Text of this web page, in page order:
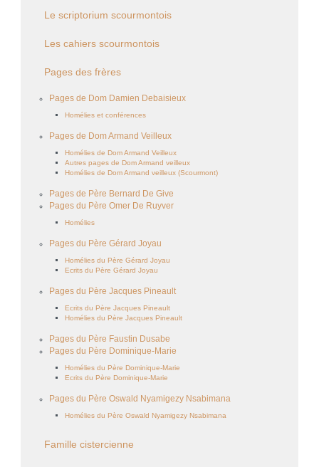
Le scriptorium scourmontois
Les cahiers scourmontois
Pages des frères
Pages de Dom Damien Debaisieux
Homélies et conférences
Pages de Dom Armand Veilleux
Homélies de Dom Armand Veilleux
Autres pages de Dom Armand veilleux
Homélies de Dom Armand veilleux (Scourmont)
Pages de Père Bernard De Give
Pages du Père Omer De Ruyver
Homélies
Pages du Père Gérard Joyau
Homélies du Père Gérard Joyau
Ecrits du Père Gérard Joyau
Pages du Père Jacques Pineault
Ecrits du Père Jacques Pineault
Homélies du Père Jacques Pineault
Pages du Père Faustin Dusabe
Pages du Père Dominique-Marie
Homélies du Père Dominique-Marie
Ecrits du Père Dominique-Marie
Pages du Père Oswald Nyamigezy Nsabimana
Homélies du Père Oswald Nyamigezy Nsabimana
Famille cistercienne